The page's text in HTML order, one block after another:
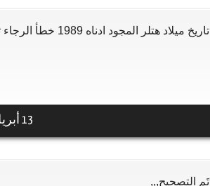
تاريخ ميلاد هتلر المجود ادناه 1989 خطأ الرجاء تصحيح التاريخ
13 أبريل 2014 في 10:47 ص
تَم التصحيح,,,